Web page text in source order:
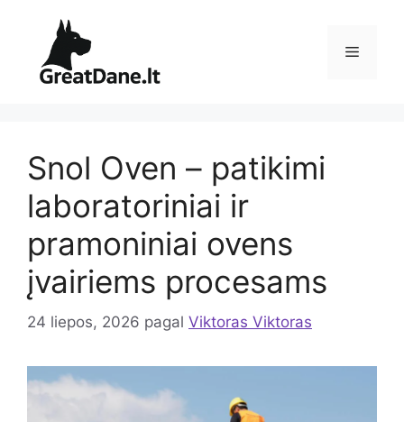
Meniu
Snol Oven – patikimi
laboratoriniai ir
pramoniniai ovens
įvairiems procesams
24 liepos, 2026 pagal Viktoras Viktoras